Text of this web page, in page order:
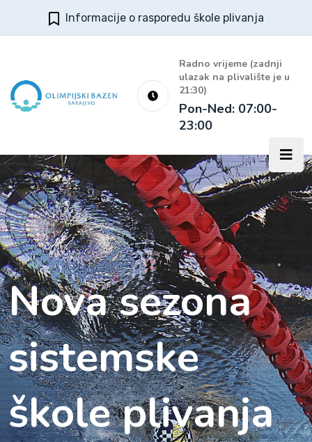
Informacije o rasporedu škole plivanja
Radno vrijeme (zadnji
ulazak na plivalište je u
21:30)
Pon-Ned: 07:00-
23:00
Nova sezona
sistemske
škole plivanja